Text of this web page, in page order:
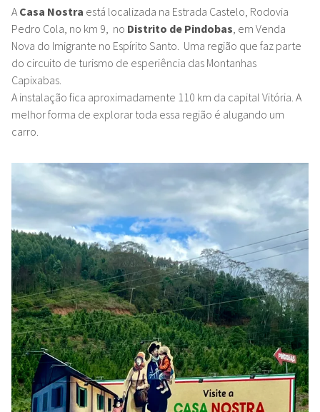
A Casa Nostra está localizada na Estrada Castelo, Rodovia
Pedro Cola, no km 9, no Distrito de Pindobas , em Venda
Nova do Imigrante no Espírito Santo. Uma região que faz parte
do circuito de turismo de esperiência das Montanhas
Capixabas.
A instalação fica aproximadamente 110 km da capital Vitória. A
melhor forma de explorar toda essa região é alugando um
carro.